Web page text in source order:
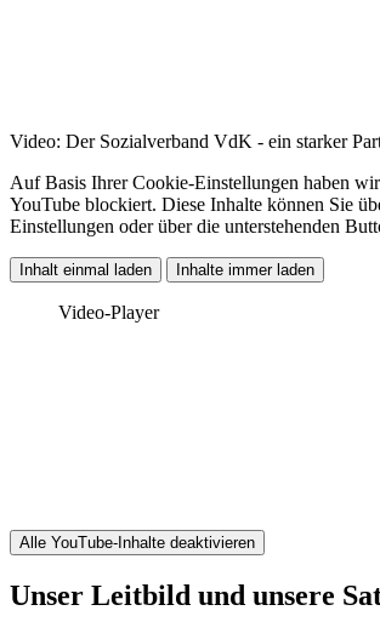
Video: Der Sozialverband VdK - ein starker
Auf Basis Ihrer Cookie-Einstellungen haben
YouTube blockiert. Diese Inhalte können Sie
Einstellungen oder über die unterstehenden
Inhalt einmal laden Inhalte immer laden
Video-Player
Alle YouTube-Inhalte deaktivieren
Unser Leitbild und unsere